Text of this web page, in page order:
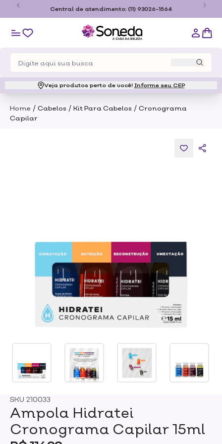
Central de atendimento: (11) 93026-1564
Veja produtos perto de você! Informe seu CEP
Home / Cabelos / Kit Para Cabelos / Cronograma
Capilar
SKU 210033
Ampola Hidratei
Cronograma Capilar 15ml